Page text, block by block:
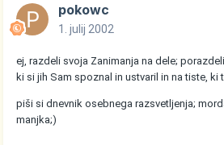
pokowc
1. julij 2002
ej, razdeli svoja Zanimanja na dele;
ki si jih Sam spoznal in ustvaril in na tiste,
piši si dnevnik osebnega razsvetljenja;
manjka;)